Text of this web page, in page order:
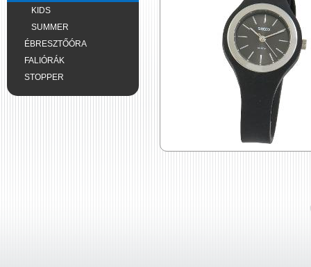
KIDS
SUMMER
ÉBRESZTŐÓRA
FALIÓRÁK
STOPPER